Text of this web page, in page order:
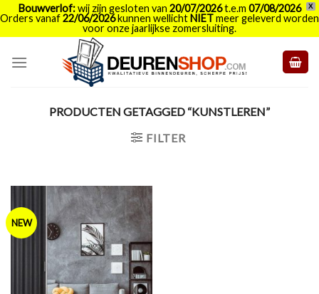
X
Bouwverlof:wij zijn gesloten van 20/07/2026t.e.m 07/08/2026
Orders vanaf22/06/2026kunnen wellichtNIETmeer geleverd worden
voor onze jaarlijkse zomersluiting.
PRODUCTEN GETAGGED “KUNSTLEREN”
FILTER
NEW